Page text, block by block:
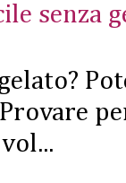
senza